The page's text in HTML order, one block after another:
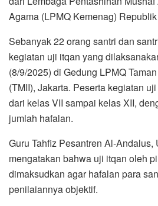
Agama (LPMQ Kemenag)
Sebanyak 22 orang santri dan
kegiatan uji itqan yang
(8/9/2025) di Gedung LPMQ
(TMII), Jakarta. Peserta kegiatan
dari kelas VII sampai kelas XII,
jumlah hafalan.
Guru Tahfiz Pesantren Al-Andalus,
mengatakan bahwa uji itqan oleh
dimaksudkan agar hafalan para
penilaiannya objektif.